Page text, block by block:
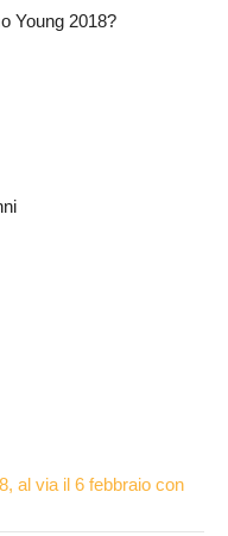
Young 2018?
al via il 6 febbraio con